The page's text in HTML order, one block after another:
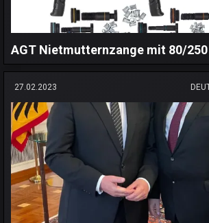
AGT Nietmutternzange mit 80/
27.02.2023